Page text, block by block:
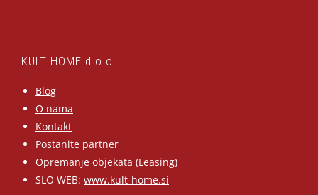
KULT HOME d.o.o.
Blog
O nama
Kontakt
Postanite partner
Opremanje objekata (Leasing)
SLO WEB: www.kult-home.si